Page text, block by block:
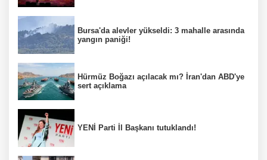
Bursa'da alevler yükseldi: 3 mahalle arasında
yangın paniği!
Hürmüz Boğazı açılacak mı? İran'dan ABD'ye
sert açıklama
YENİ Parti İl Başkanı tutuklandı!